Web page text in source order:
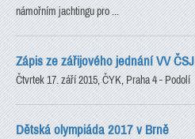
námořním jachtingu pro ...
Zápis ze zářijového jednání VV ČSJ
Čtvrtek 17. září 2015, ČYK, Praha 4 - Podolí
Dětská olympiáda 2017 v Brně